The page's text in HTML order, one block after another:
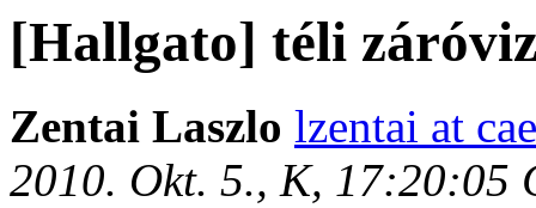
[Hallgato] téli
Zentai Laszlo lzentai at
2010. Okt. 5., K, 17:20:05